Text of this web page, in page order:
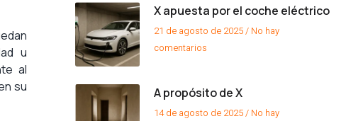
u
al
su
X apuesta por el coche eléctrico
21 de agosto de 2025
No hay
comentarios
A propósito de X
14 de agosto de 2025
No hay